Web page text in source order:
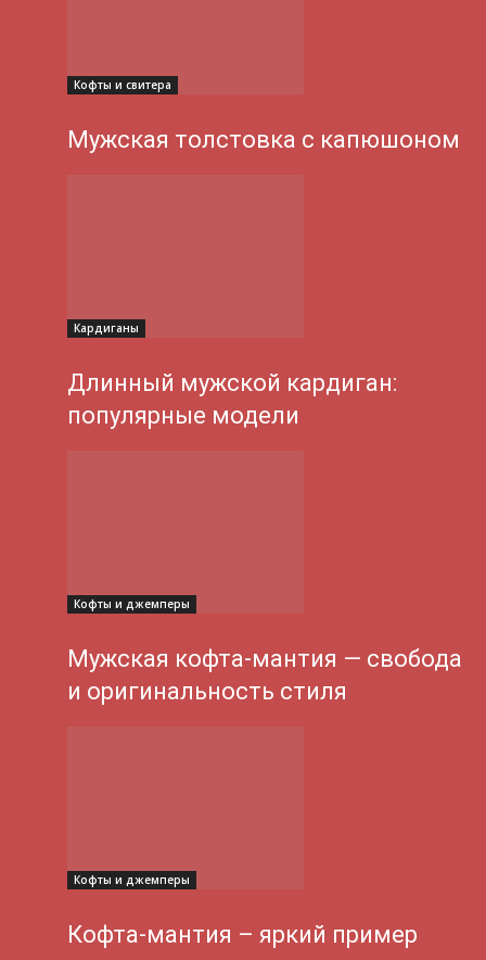
Кофты и свитера
Мужская толстовка с капюшоном
Кардиганы
Длинный мужской кардиган:
популярные модели
Кофты и джемперы
Мужская кофта-мантия — свобода
и оригинальность стиля
Кофты и джемперы
Кофта-мантия – яркий пример